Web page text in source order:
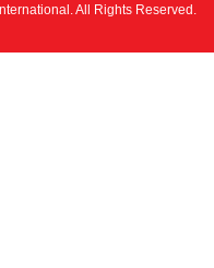
All Rights Reserved.